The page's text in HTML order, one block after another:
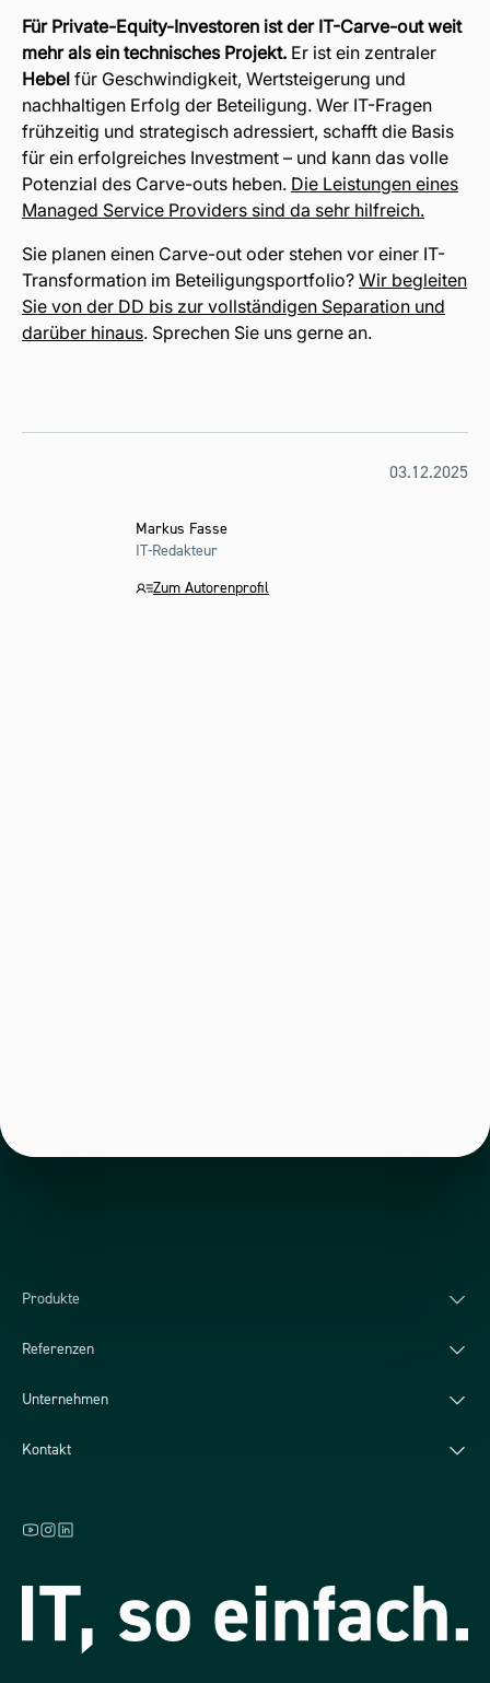
Für Private-Equity-Investoren ist der IT-Carve-out weit
mehr als ein technisches Projekt. Er ist ein zentraler
Hebel für Geschwindigkeit, Wertsteigerung und
nachhaltigen Erfolg der Beteiligung. Wer IT-Fragen
frühzeitig und strategisch adressiert, schafft die Basis
für ein erfolgreiches Investment – und kann das volle
Potenzial des Carve-outs heben. Die Leistungen eines
Managed Service Providers sind da sehr hilfreich.
Sie planen einen Carve-out oder stehen vor einer IT-
Transformation im Beteiligungsportfolio? Wir begleiten
Sie von der DD bis zur vollständigen Separation und
darüber hinaus. Sprechen Sie uns gerne an.
03.12.2025
Markus Fasse
IT-Redakteur
Zum Autorenprofil
Produkte
Referenzen
Unternehmen
Kontakt